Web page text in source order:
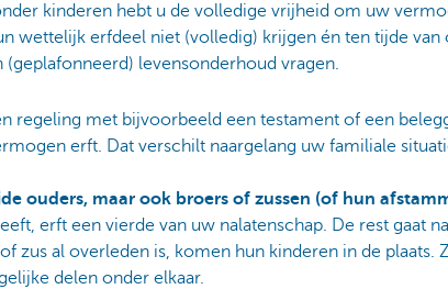
kinderen hebt u de volledige vrijheid om uw
wettelijk erfdeel niet (volledig) krijgen én ten tijde
(geplafonneerd) levensonderhoud vragen.
regeling met bijvoorbeeld een testament of een
erft. Dat verschilt naargelang uw familiale
ouders, maar ook broers of zussen (of hun
erft een vierde van uw nalatenschap. De rest gaat
zus al overleden is, komen hun kinderen in de plaats.
delen onder elkaar.